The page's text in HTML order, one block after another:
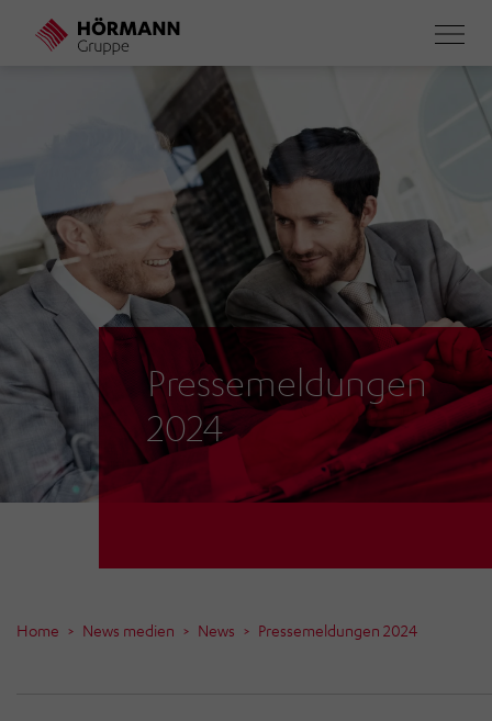
Direkt
Pressemeldungen
2024
Home News medien News Pressemeldungen 2024